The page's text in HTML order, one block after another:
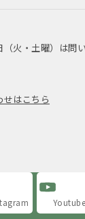
火・土曜）は問
せはこちら
Youtube